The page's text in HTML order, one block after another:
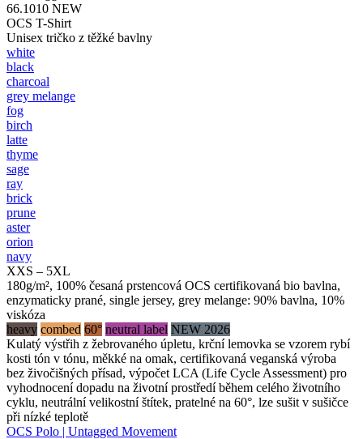
66.1010 NEW
OCS T-Shirt
Unisex tričko z těžké bavlny
white
black
charcoal
grey melange
fog
birch
latte
thyme
sage
ray
brick
prune
aster
orion
navy
XXS – 5XL
180g/m², 100% česaná prstencová OCS certifikovaná bio bavlna,
enzymaticky prané, single jersey, grey melange: 90% bavlna, 10%
viskóza
heavy combed 60° neutral label NEW 2026
Kulatý výstřih z žebrovaného úpletu, krční lemovka se vzorem rybí
kosti tón v tónu, měkké na omak, certifikovaná veganská výroba
bez živočišných přísad, výpočet LCA (Life Cycle Assessment) pro
vyhodnocení dopadu na životní prostředí během celého životního
cyklu, neutrální velikostní štítek, pratelné na 60°, lze sušit v sušičce
při nízké teplotě
OCS Polo | Untagged Movement